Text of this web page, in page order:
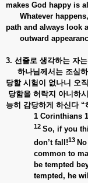
makes God happy is
Whatever happens,
path and always look
outward
3. 선줄로 생각하는 자는
하나님께서는 조심
당할 시험이 없나니 오직
당함을 허락지 아니하
능히 감당하게 하신다 “
1 Corinthians
12 So, if you
don’t fall!13
common to
be tempted
tempted, he